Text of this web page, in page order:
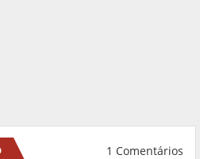
1 Comentários